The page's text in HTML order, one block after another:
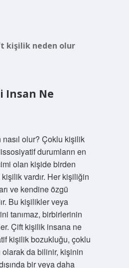
kişilik neden olur
Insan Ne
olur? Çoklu kişilik
durumların en
olan kişide birden
vardır. Her kişiliğin
ve kendine özgü
Bu kişilikler veya
tanımaz, birbirlerinin
Çift kişilik insana ne
kişilik bozukluğu, çoklu
da bilinir, kişinin
bir veya daha